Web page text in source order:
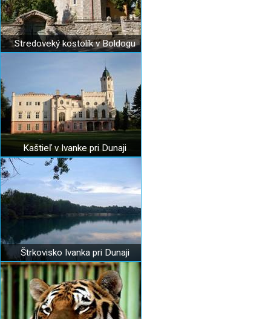
Stredoveký kostolík v Boldogu
Kaštieľ v Ivanke pri Dunaji
Štrkovisko Ivanka pri Dunaji